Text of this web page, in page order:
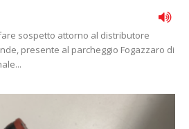
sospetto attorno al distributore
presente al parcheggio Fogazzaro di